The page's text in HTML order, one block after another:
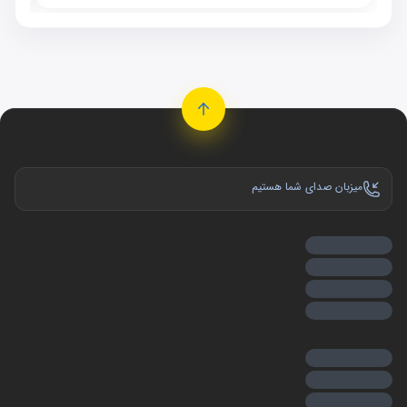
میزبان صدای شما هستیم